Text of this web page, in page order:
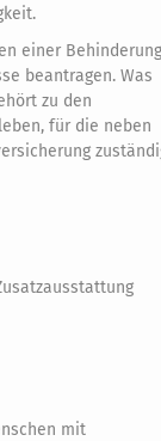
einer Behinderung
beantragen. Was
zu den
für die neben
mit